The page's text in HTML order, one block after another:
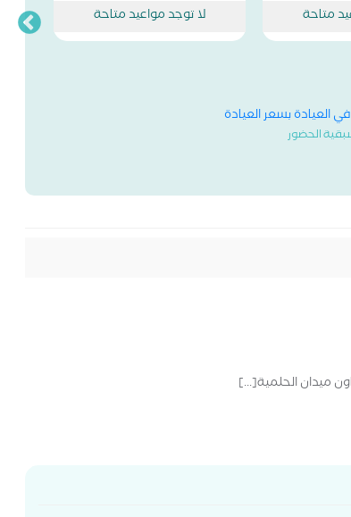
متاحة لا توجد مواعيد متاحة
العيادة بسعر العيادة
الحضور
ميدان الحلمية[...]